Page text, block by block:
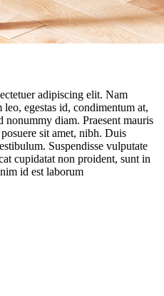
adipiscing elit. Nam
egestas id, condimentum at,
nonummy diam. Praesent mauris
sit amet, nibh. Duis
Suspendisse vulputate
cupidatat non proident, sunt in
id est laborum